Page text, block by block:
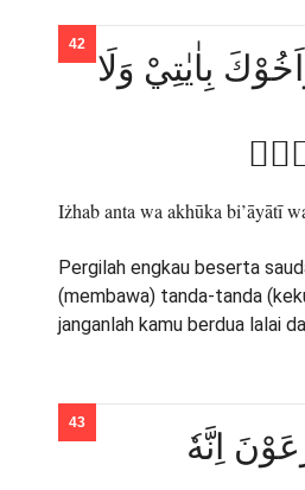
بِاٰيٰتِيْ وَلَا
Iżhab anta wa akhūka bi’āyātī
Pergilah engkau beserta
(membawa) tanda-tanda
janganlah kamu berdua lalai
اِنَّهٗ